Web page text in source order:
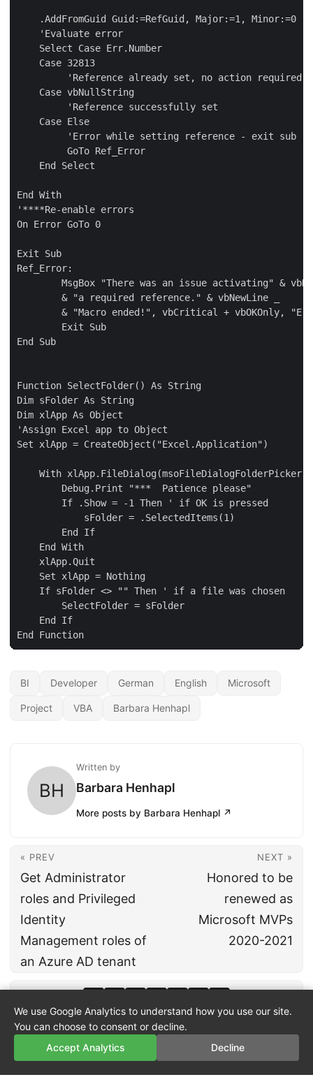
BI Developer German English Microsoft
Project VBA Barbara Henhapl
BH
Written by
Barbara Henhapl
More posts by Barbara Henhapl ↗
« PREV
Get Administrator
roles and Privileged
Identity
Management roles of
an Azure AD tenant
NEXT »
Honored to be
renewed as
Microsoft MVPs
2020-2021
© 2026atwork·About·Imprint·Privacy·Powered byHugo&PaperMod
We use Google Analytics to understand how you use our site.
You can choose to consent or decline.
Accept Analytics
Decline